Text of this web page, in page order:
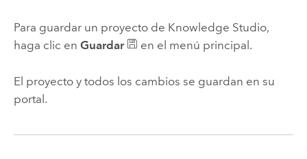
Para guardar un proyecto de Knowledge Studio,
haga clic en Guardar en el menú principal.
El proyecto y todos los cambios se guardan en su
portal.